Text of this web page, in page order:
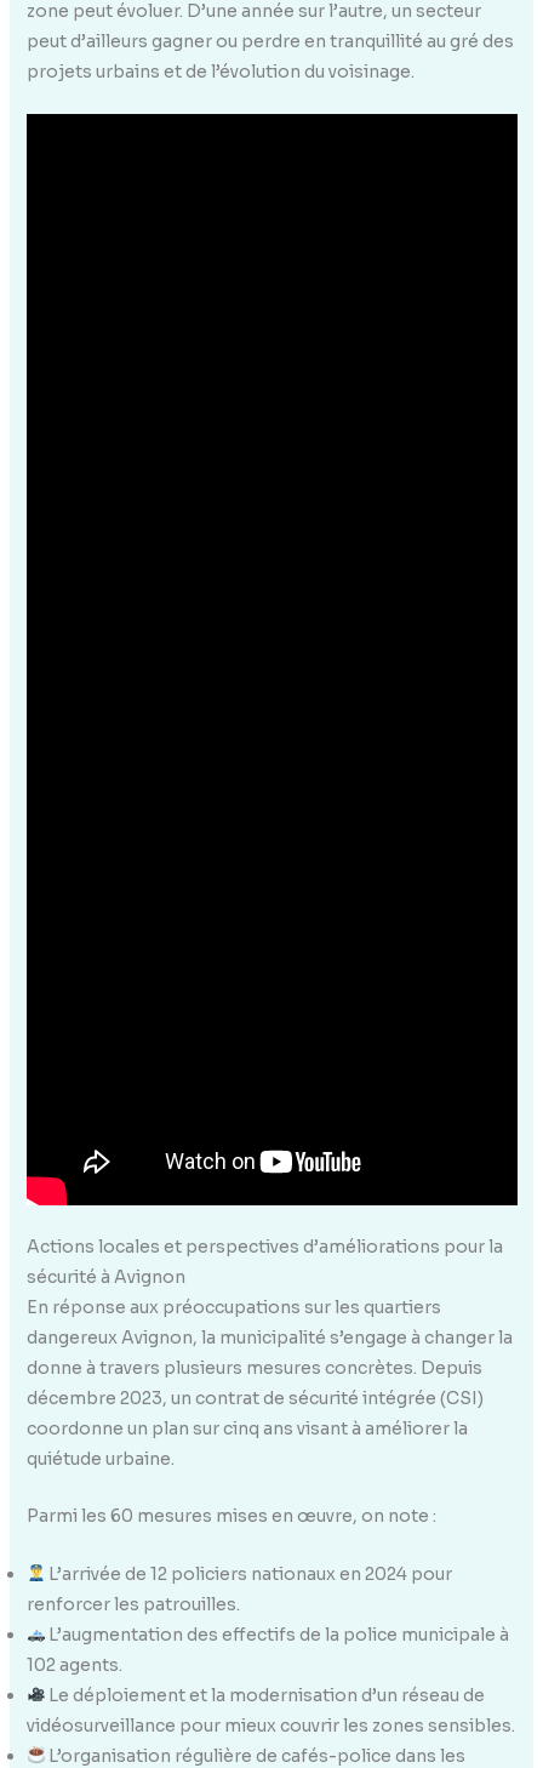
zone peut évoluer. D’une année sur l’autre, un secteur
peut d’ailleurs gagner ou perdre en tranquillité au gré des
projets urbains et de l’évolution du voisinage.
Actions locales et perspectives d’améliorations pour la
sécurité à Avignon
En réponse aux préoccupations sur les quartiers
dangereux Avignon, la municipalité s’engage à changer la
donne à travers plusieurs mesures concrètes. Depuis
décembre 2023, un contrat de sécurité intégrée (CSI)
coordonne un plan sur cinq ans visant à améliorer la
quiétude urbaine.
Parmi les 60 mesures mises en œuvre, on note :
L’arrivée de 12 policiers nationaux en 2024 pour
renforcer les patrouilles.
L’augmentation des effectifs de la police municipale à
102 agents.
Le déploiement et la modernisation d’un réseau de
vidéosurveillance pour mieux couvrir les zones sensibles.
L’organisation régulière de cafés-police dans les